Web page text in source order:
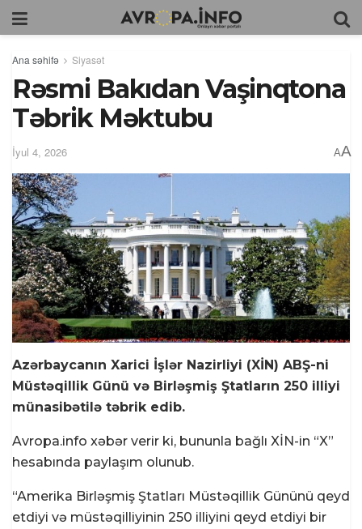
Ana səhifə Siyasət
Rəsmi Bakıdan Vaşinqtona
Təbrik Məktubu
İyul 4, 2026 AA
Azərbaycanın Xarici İşlər Nazirliyi (XİN) ABŞ-ni
Müstəqillik Günü və Birləşmiş Ştatların 250 illiyi
münasibətilə təbrik edib.
Avropa.info xəbər verir ki, bununla bağlı XİN-in “X”
hesabında paylaşım olunub.
“Amerika Birləşmiş Ştatları Müstəqillik Gününü qeyd
etdiyi və müstəqilliyinin 250 illiyini qeyd etdiyi bir